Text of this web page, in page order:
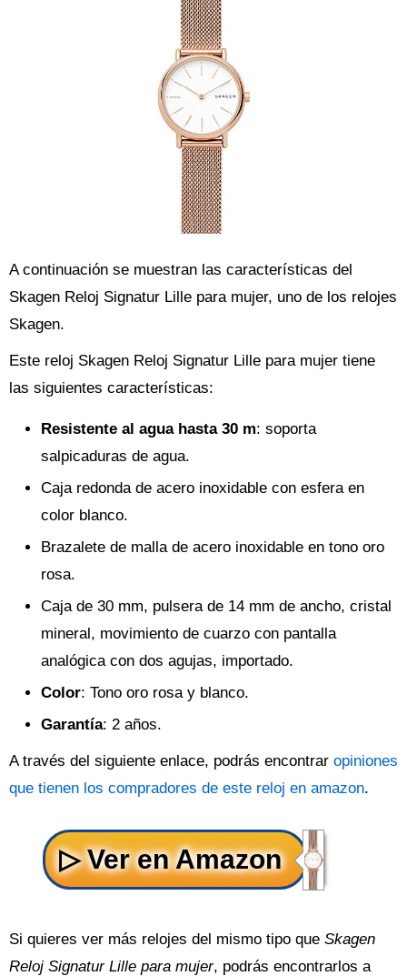
A continuación se muestran las características del
Skagen Reloj Signatur Lille para mujer, uno de los relojes
Skagen.
Este reloj Skagen Reloj Signatur Lille para mujer tiene
las siguientes características:
Resistente al agua hasta 30 m: soporta
salpicaduras de agua.
Caja redonda de acero inoxidable con esfera en
color blanco.
Brazalete de malla de acero inoxidable en tono oro
rosa.
Caja de 30 mm, pulsera de 14 mm de ancho, cristal
mineral, movimiento de cuarzo con pantalla
analógica con dos agujas, importado.
Color: Tono oro rosa y blanco.
Garantía: 2 años.
A través del siguiente enlace, podrás encontrar opiniones
que tienen los compradores de este reloj en amazon.
Si quieres ver más relojes del mismo tipo que Skagen
Reloj Signatur Lille para mujer, podrás encontrarlos a